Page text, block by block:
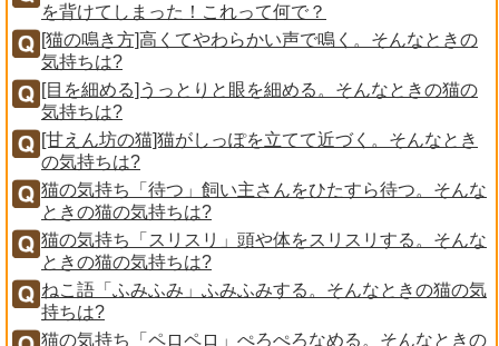
を背けてしまった！これって何で？
[猫の鳴き方]高くてやわらかい声で鳴く。そんなときの
気持ちは?
[目を細める]うっとりと眼を細める。そんなときの猫の
気持ちは?
[甘えん坊の猫]猫がしっぽを立てて近づく。そんなとき
の気持ちは?
猫の気持ち「待つ」飼い主さんをひたすら待つ。そんな
ときの猫の気持ちは?
猫の気持ち「スリスリ」頭や体をスリスリする。そんな
ときの猫の気持ちは?
ねこ語「ふみふみ」ふみふみする。そんなときの猫の気
持ちは?
猫の気持ち「ペロペロ」ぺろぺろなめる。そんなときの